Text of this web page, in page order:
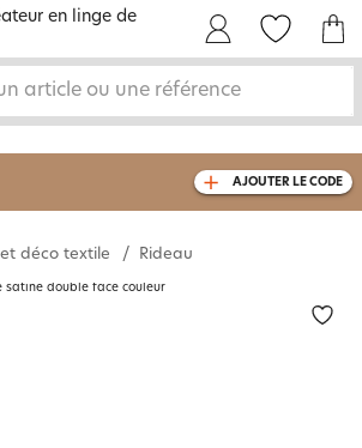
article ou une référence
dès 2 articles
110€ d'achat
AJOUTER LE CODE
déco textile Rideau